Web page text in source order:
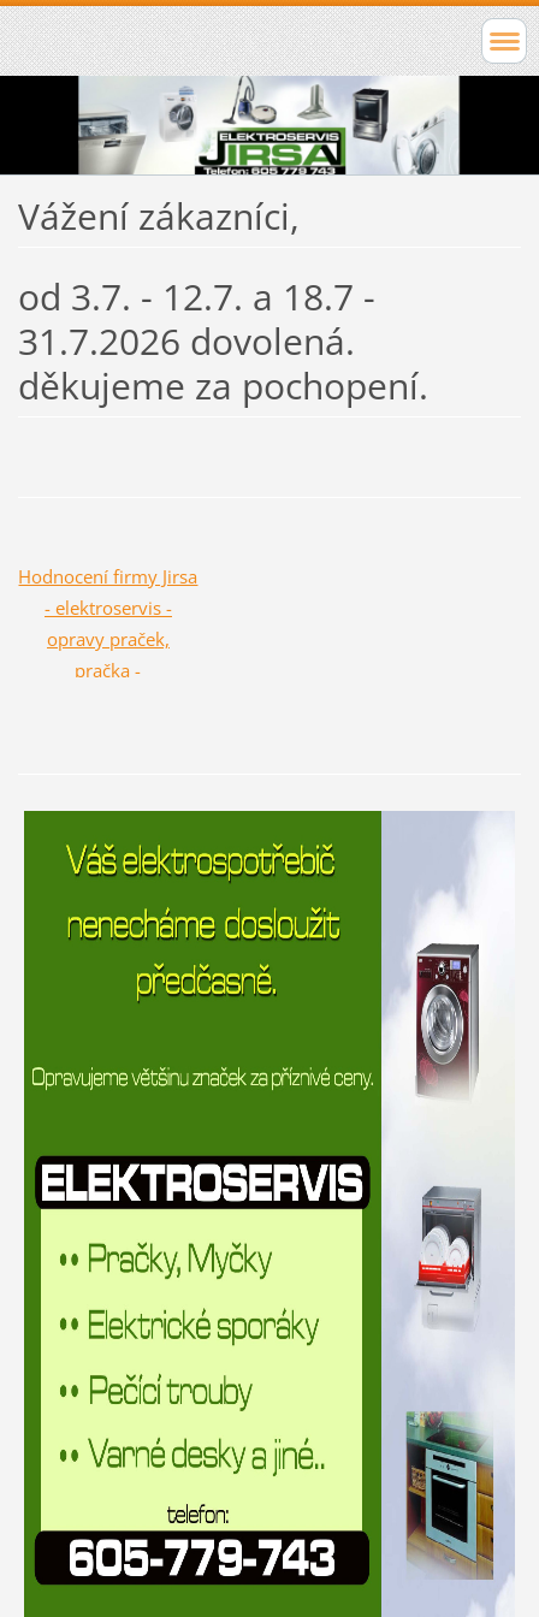
Vážení zákazníci,
od 3.7. - 12.7. a 18.7 -
31.7.2026 dovolená.
děkujeme za pochopení.
Hodnocení firmy Jirsa
- elektroservis -
opravy praček,
pračka -